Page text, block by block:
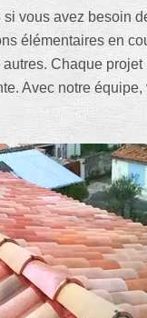
vous avez besoin
élémentaires en
Chaque
Avec notre